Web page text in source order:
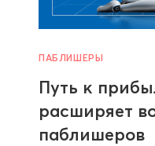
ПАБЛИШЕРЫ
Путь к
расширяет
паблишеров